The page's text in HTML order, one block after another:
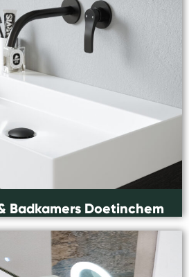
Badkamers Doetinchem